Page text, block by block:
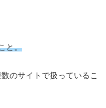
と。
のサイトで扱っているこ